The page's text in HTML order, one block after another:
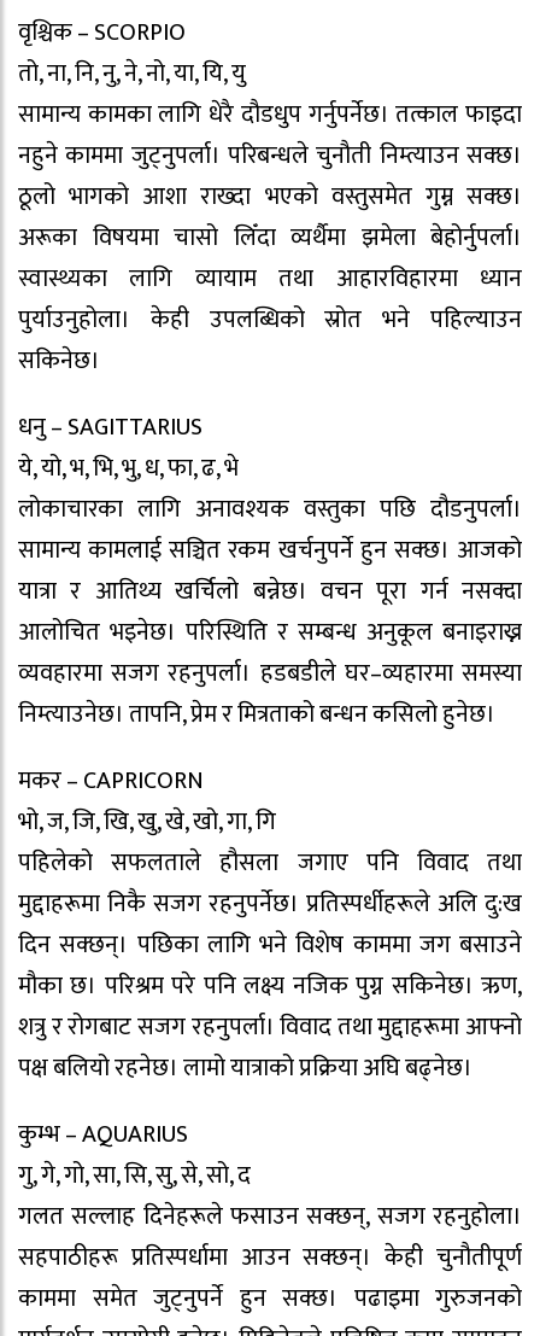
वृश्चिक – SCORPIO
तो, ना, नि, नु, ने, नो, या, यि, यु
सामान्य कामका लागि धेरै दौडधुप गर्नुपर्नेछ। तत्काल फाइदा
नहुने काममा जुट्नुपर्ला। परिबन्धले चुनौती निम्त्याउन सक्छ।
ठूलो भागको आशा राख्दा भएको वस्तुसमेत गुम्न सक्छ।
अरूका विषयमा चासो लिँदा व्यर्थैमा झमेला बेहोर्नुपर्ला।
स्वास्थ्यका लागि व्यायाम तथा आहारविहारमा ध्यान
पुर्याउनुहोला। केही उपलब्धिको स्रोत भने पहिल्याउन
सकिनेछ।
धनु – SAGITTARIUS
ये, यो, भ, भि, भु, ध, फा, ढ, भे
लोकाचारका लागि अनावश्यक वस्तुका पछि दौडनुपर्ला।
सामान्य कामलाई सञ्चित रकम खर्चनुपर्ने हुन सक्छ। आजको
यात्रा र आतिथ्य खर्चिलो बन्नेछ। वचन पूरा गर्न नसक्दा
आलोचित भइनेछ। परिस्थिति र सम्बन्ध अनुकूल बनाइराख्न
व्यवहारमा सजग रहनुपर्ला। हडबडीले घर–व्यहारमा समस्या
निम्त्याउनेछ। तापनि, प्रेम र मित्रताको बन्धन कसिलो हुनेछ।
मकर – CAPRICORN
भो, ज, जि, खि, खु, खे, खो, गा, गि
पहिलेको सफलताले हौसला जगाए पनि विवाद तथा
मुद्दाहरूमा निकै सजग रहनुपर्नेछ। प्रतिस्पर्धीहरूले अलि दु:ख
दिन सक्छन्। पछिका लागि भने विशेष काममा जग बसाउने
मौका छ। परिश्रम परे पनि लक्ष्य नजिक पुग्न सकिनेछ। ऋण,
शत्रु र रोगबाट सजग रहनुपर्ला। विवाद तथा मुद्दाहरूमा आफ्नो
पक्ष बलियो रहनेछ। लामो यात्राको प्रक्रिया अघि बढ्नेछ।
कुम्भ – AQUARIUS
गु, गे, गो, सा, सि, सु, से, सो, द
गलत सल्लाह दिनेहरूले फसाउन सक्छन्, सजग रहनुहोला।
सहपाठीहरू प्रतिस्पर्धामा आउन सक्छन्। केही चुनौतीपूर्ण
काममा समेत जुट्नुपर्ने हुन सक्छ। पढाइमा गुरुजनको